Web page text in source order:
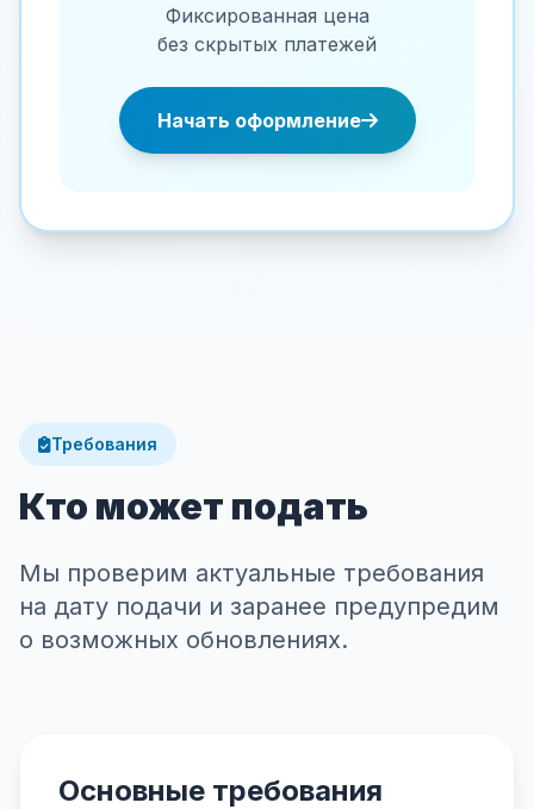
Фиксированная цена
без скрытых платежей
Начать оформление
Требования
Кто может подать
Мы проверим актуальные требования
на дату подачи и заранее предупредим
о возможных обновлениях.
Основные требования